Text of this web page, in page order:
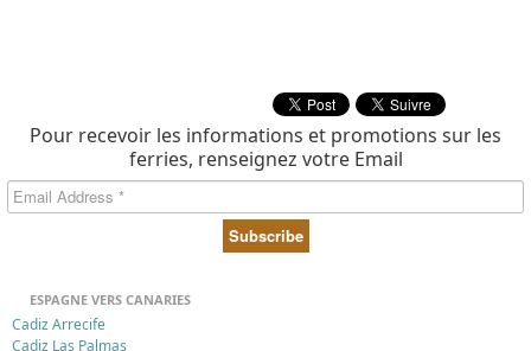
Pour recevoir les informations et promotions sur les
ferries, renseignez votre Email
ESPAGNE VERS CANARIES
Cadiz Arrecife
Cadiz Las Palmas